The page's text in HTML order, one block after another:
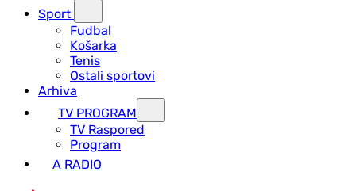
Sport
Fudbal
Košarka
Tenis
Ostali sportovi
Arhiva
TV PROGRAM
ТV Raspored
Program
A RADIO